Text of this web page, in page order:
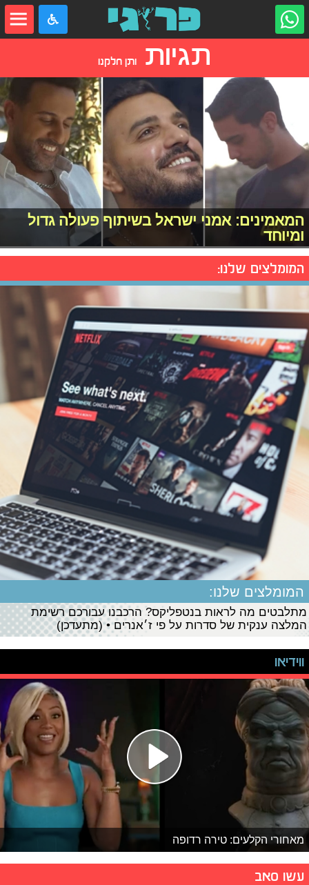
תגיות ותן חלקנו
המאמינים: אמני ישראל בשיתוף פעולה גדול
ומיוחד
המומלצים שלנו:
המומלצים שלנו:
מתלבטים מה לראות בנטפליקס? הרכבנו עבורכם רשימת
המלצה ענקית של סדרות על פי ז׳אנרים • (מתעדכן)
ווידיאו
מאחורי הקלעים: טירה רדופה
עשו סאב